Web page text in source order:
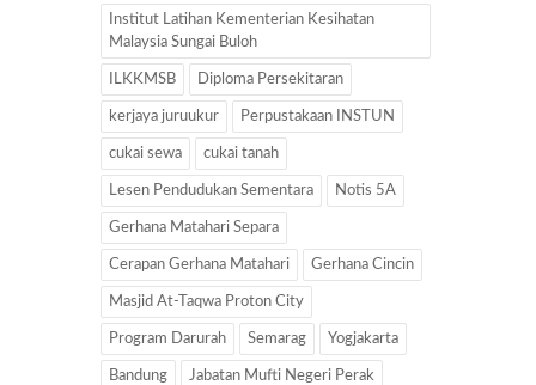
Institut Latihan Kementerian Kesihatan
Malaysia Sungai Buloh
ILKKMSB Diploma Persekitaran
kerjaya juruukur Perpustakaan INSTUN
cukai sewa cukai tanah
Lesen Pendudukan Sementara Notis 5A
Gerhana Matahari Separa
Cerapan Gerhana Matahari Gerhana Cincin
Masjid At-Taqwa Proton City
Program Darurah Semarag Yogjakarta
Bandung Jabatan Mufti Negeri Perak